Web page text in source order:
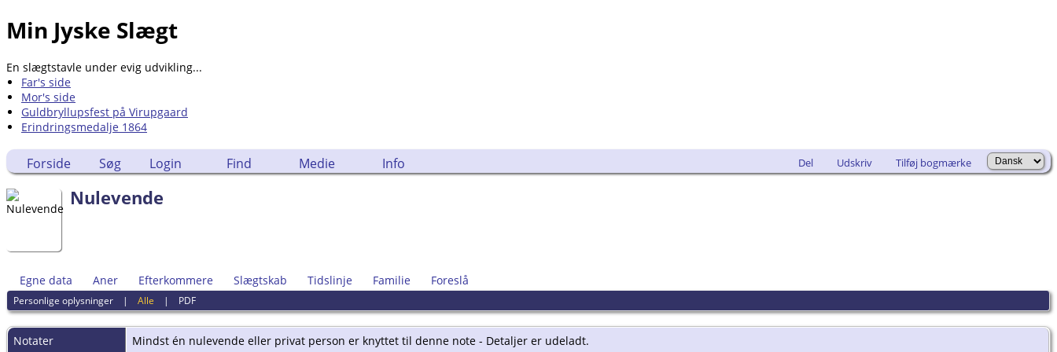
Min Jyske Slægt
En slægtstavle under evig udvikling...
Far's side
Mor's side
Guldbryllupsfest på Virupgaard
Erindringsmedalje 1864
Forside Søg Login Find Medie Info Del Udskriv Tilføj bogmærke
Nulevende
Egne data Aner Efterkommere Slægtskab Tidslinje Familie Foreslå
Personlige oplysninger |Alle | PDF
Notater Mindst én nulevende eller privat person er knyttet til denne note - Detaljer er udeladt.